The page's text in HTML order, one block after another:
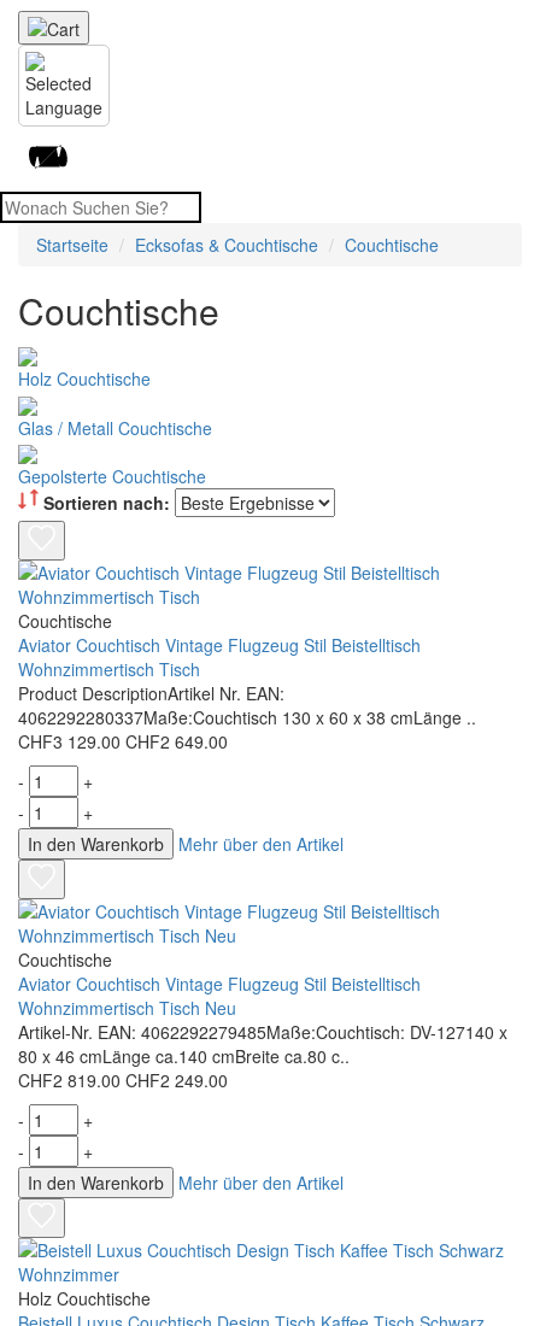
Startseite Ecksofas & Couchtische Couchtische
Couchtische
Holz Couchtische
Glas / Metall Couchtische
Gepolsterte Couchtische
Sortieren nach:
Couchtische
Aviator Couchtisch Vintage Flugzeug Stil Beistelltisch
Wohnzimmertisch Tisch
Product DescriptionArtikel Nr. EAN:
4062292280337Maße:Couchtisch 130 x 60 x 38 cmLänge ..
CHF3 129.00 CHF2 649.00
-
+
-
+
In den Warenkorb
Mehr über den Artikel
Couchtische
Aviator Couchtisch Vintage Flugzeug Stil Beistelltisch
Wohnzimmertisch Tisch Neu
Artikel-Nr. EAN: 4062292279485Maße:Couchtisch: DV-127140 x
80 x 46 cmLänge ca.140 cmBreite ca.80 c..
CHF2 819.00 CHF2 249.00
-
+
-
+
In den Warenkorb
Mehr über den Artikel
Holz Couchtische